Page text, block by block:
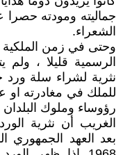
جماليته ومودته حصرا
الشعراء.
وحتى في زمن الملكية
الرسمية قليلا ،
نثرية لشراء سلة ورد
للملك في مغادرته او
رؤوساء وملوك البلدان
الغريب أن نثرية
بعد العهد الجمهوري